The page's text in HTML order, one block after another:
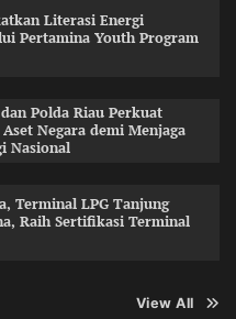
Literasi Energi
Pertamina Youth Program
Polda Riau Perkuat
Negara demi Menjaga
Nasional
Terminal LPG Tanjung
Raih Sertifikasi Terminal
View All